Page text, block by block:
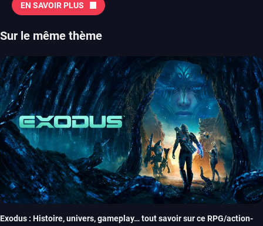
EN SAVOIR PLUS
Sur le même thème
Exodus : Histoire, univers, gameplay… tout savoir sur ce RPG/action-